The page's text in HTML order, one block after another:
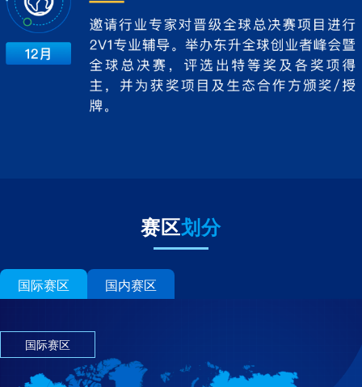
赛区划分
国际赛区 国内赛区
国际赛区